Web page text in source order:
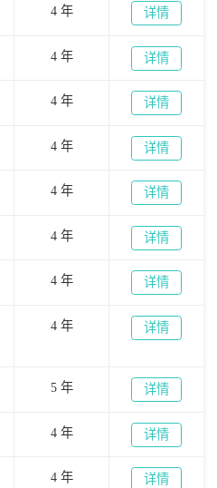
4 年 详情
4 年 详情
4 年 详情
4 年 详情
4 年 详情
4 年 详情
4 年 详情
4 年 详情
5 年 详情
4 年 详情
4 年 详情